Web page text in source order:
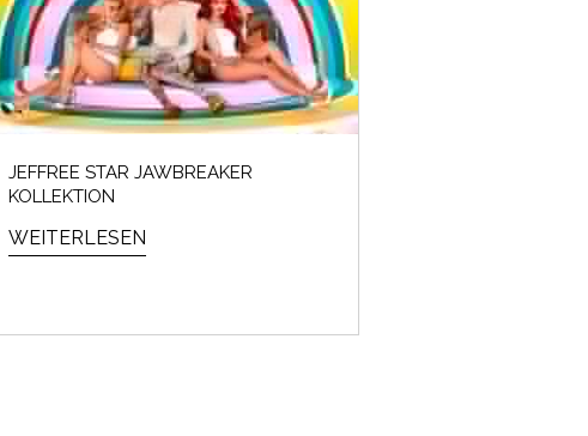
JEFFREE STAR JAWBREAKER
KOLLEKTION
WEITERLESEN